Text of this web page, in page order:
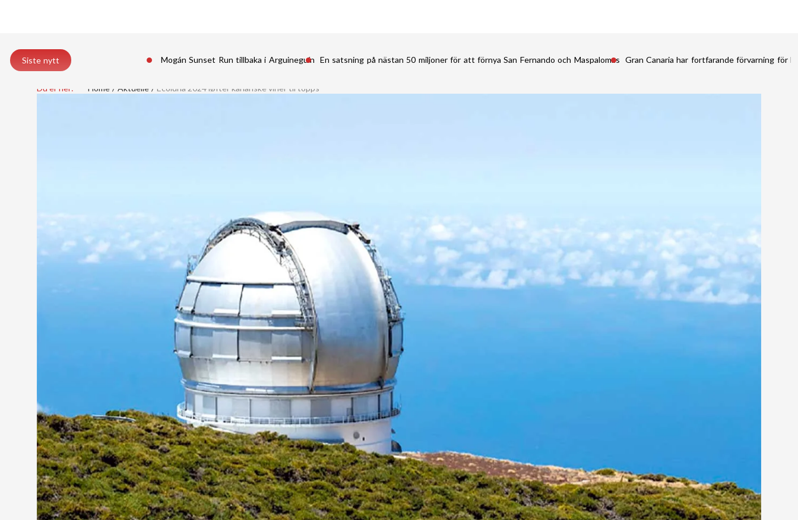
Siste nytt Mogán Sunset Run tillbaka i Arguineguín En satsning på nästan 50 miljoner för att förnya San Fernando och Maspalomas Gran Canaria har fortfarande förvarning för
Du er her: Home Aktuelle Ecoluna 2024 løfter kanariske viner til topps